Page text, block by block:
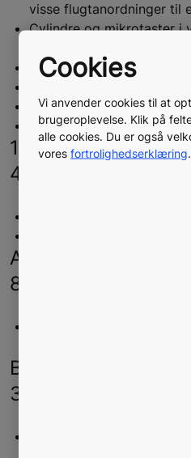
visse flugtanordninger til
Cylindre og mikrotaster i
Blyindlæg i KONEs
Bakteriedræbende lampe
Visse strømforsyninger
1, 2-
4):
Alkaner, C14-17,
85535-85-9):
Blymonoxid
36-8):
Cookies
Vi anvender cookies til at
brugeroplevelse. Klik på
alle cookies. Du er også
vores fortrolighedserklæring.